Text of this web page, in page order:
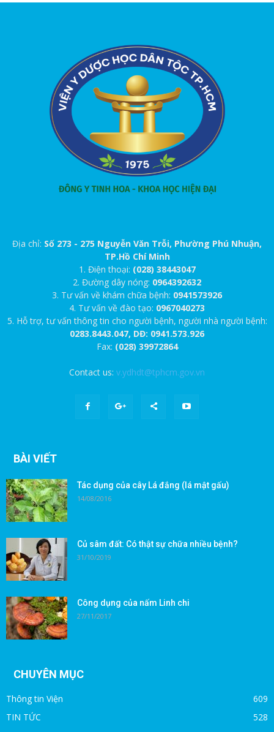
Địa chỉ: Số 273 - 275 Nguyễn Văn Trỗi, Phường Phú Nhuận,
TP.Hồ Chí Minh
1. Điện thoại: (028) 38443047
2. Đường dây nóng: 0964392632
3. Tư vấn về khám chữa bệnh: 0941573926
4. Tư vấn về đào tạo: 0967040273
5. Hỗ trợ, tư vấn thông tin cho người bệnh, người nhà người bệnh:
0283.8443.047, DĐ: 0941.573.926
Fax: (028) 39972864
Contact us: v.ydhdt@tphcm.gov.vn
BÀI VIẾT
Tác dụng của cây Lá đắng (lá mật gấu)
14/08/2016
Củ sâm đất: Có thật sự chữa nhiều bệnh?
31/10/2019
Công dụng của nấm Linh chi
27/11/2017
CHUYÊN MỤC
Thông tin Viện
609
TIN TỨC
528